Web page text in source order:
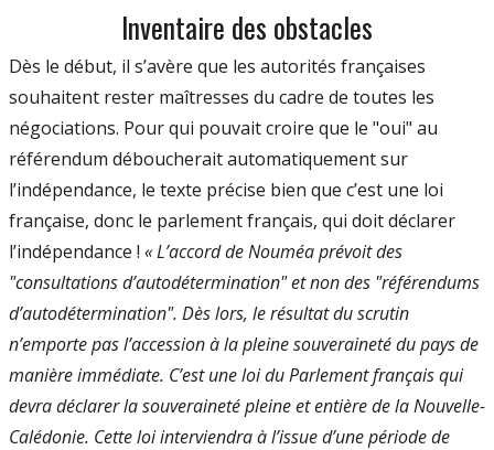
Inventaire des obstacles
Dès le début, il s’avère que les autorités françaises
souhaitent rester maîtresses du cadre de toutes les
négociations. Pour qui pouvait croire que le "oui" au
référendum déboucherait automatiquement sur
l’indépendance, le texte précise bien que c’est une loi
française, donc le parlement français, qui doit déclarer
l’indépendance ! « L’accord de Nouméa prévoit des
"consultations d’autodétermination" et non des "référendums
d’autodétermination". Dès lors, le résultat du scrutin
n’emporte pas l’accession à la pleine souveraineté du pays de
manière immédiate. C’est une loi du Parlement français qui
devra déclarer la souveraineté pleine et entière de la Nouvelle-
Calédonie. Cette loi interviendra à l’issue d’une période de